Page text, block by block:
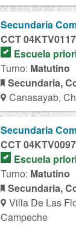
Secundaria
CCT
Escuela
Turno: Matutino
Secundaria,
Canasayab,
Secundaria
CCT
Escuela
Turno: Matutino
Secundaria,
Villa De Las
Campeche